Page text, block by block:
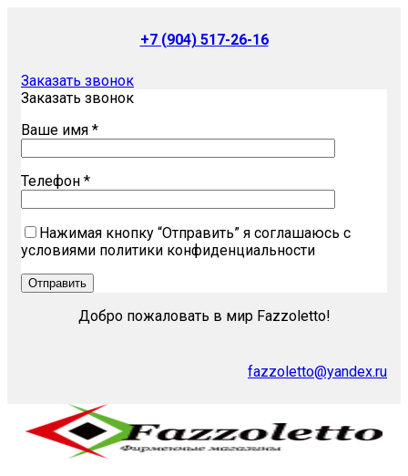
+7 (904) 517-26-16
Заказать звонок
Заказать звонок
Ваше имя *
Телефон *
Нажимая кнопку “Отправить” я соглашаюсь с
условиями политики конфиденциальности
Добро пожаловать в мир Fazzoletto!
fazzoletto@yandex.ru